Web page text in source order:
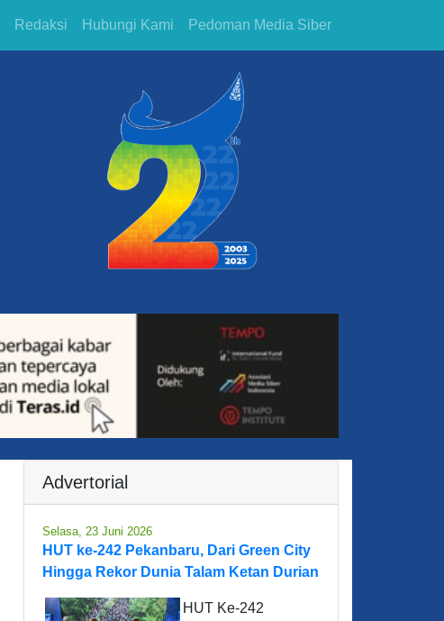
Redaksi Hubungi Kami Pedoman Media Siber
Advertorial
Selasa, 23 Juni 2026
HUT ke-242 Pekanbaru, Dari Green City
Hingga Rekor Dunia Talam Ketan Durian
HUT Ke-242